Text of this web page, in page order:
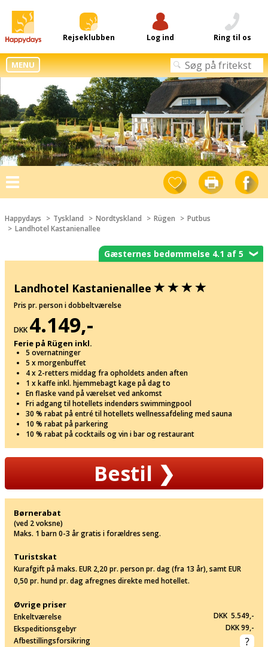
Rejseklubben Log ind Ring til os
MENU
Toggle
navigation
Happydays Tyskland Nordtyskland Rügen
Putbus
Landhotel Kastanienallee
Gæsternes bedømmelse 4.1 af 5❯
Landhotel Kastanienallee
Pris pr. person i dobbeltværelse
DKK 4.149,-
Ferie på Rügen inkl.
5 overnatninger
5 x morgenbuffet
4 x 2-retters middag fra opholdets anden aften
1 x kaffe inkl. hjemmebagt kage på dag to
En flaske vand på værelset ved ankomst
Fri adgang til hotellets indendørs swimmingpool
30 % rabat på entré til hotellets wellnessafdeling med sauna
10 % rabat på parkering
10 % rabat på cocktails og vin i bar og restaurant
Bestil❯
Børnerabat
(ved 2 voksne)
Maks. 1 barn 0-3 år gratis i forældres seng.
Turistskat
Kurafgift på maks. EUR 2,20 pr. person pr. dag (fra 13 år), samt EUR
0,50 pr. hund pr. dag afregnes direkte med hotellet.
Øvrige priser
Enkeltværelse
DKK 5.549,-
Ekspeditionsgebyr
DKK 99,-
Afbestillingsforsikring